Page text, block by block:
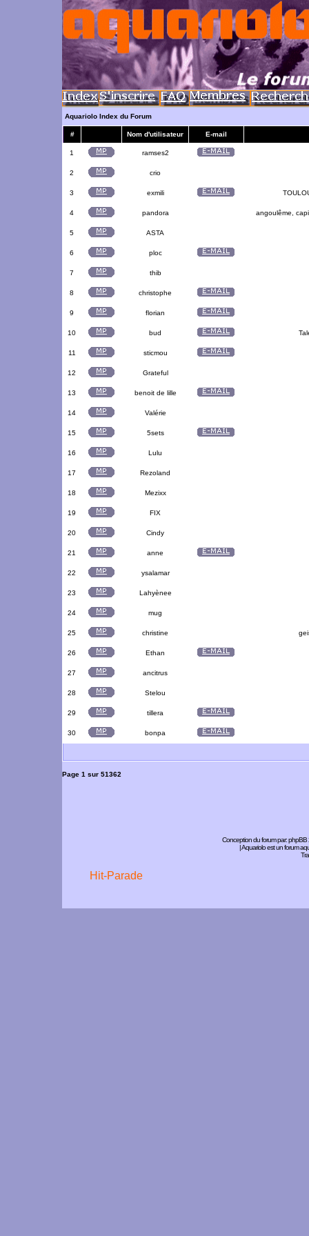
Aquariolo Index du Forum
# Nom d'utilisateur E-mail
1 ramses2
2 crio
3 exmili
4 pandora angoulême,
5 ASTA
6 ploc
7 thib
8 christophe
9 florian
10 bud
11 sticmou
12 Grateful
13 benoit de lille
14 Valérie
15 5sets
16 Lulu
17 Rezoland
18 Mezixx
19 FIX
20 Cindy
21 anne
22 ysalamar
23 Lahyènee
24 mug
25 christine
26 Ethan
27 ancitrus
28 Stelou
29 tillera
30 bonpa
Page 1 sur 51362
Conception du forum par:phpBB
| Aquariolo est un forum